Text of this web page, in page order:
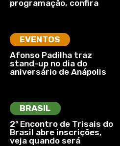
programação, confira
EVENTOS
Afonso Padilha traz
stand-up no dia do
aniversário de Anápolis
BRASIL
2º Encontro de Trisais do
Brasil abre inscrições,
veja quando será